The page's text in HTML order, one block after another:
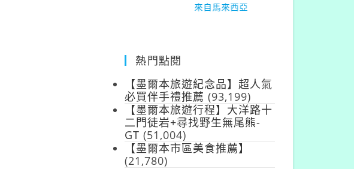
來自馬來西亞
熱門點閱
【墨爾本旅遊紀念品】超人氣
必買伴手禮推薦 (93,199)
【墨爾本旅遊行程】大洋路十
二門徒岩+尋找野生無尾熊-
GT (51,004)
【墨爾本市區美食推薦】
(21,780)